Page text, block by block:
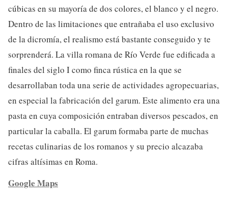
cúbicas en su mayoría de dos colores, el blanco y el negro.
Dentro de las limitaciones que entrañaba el uso exclusivo
de la dicromía, el realismo está bastante conseguido y te
sorprenderá. La villa romana de Río Verde fue edificada a
finales del siglo I como finca rústica en la que se
desarrollaban toda una serie de actividades agropecuarias,
en especial la fabricación del garum. Este alimento era una
pasta en cuya composición entraban diversos pescados, en
particular la caballa. El garum formaba parte de muchas
recetas culinarias de los romanos y su precio alcazaba
cifras altísimas en Roma.
Google Maps